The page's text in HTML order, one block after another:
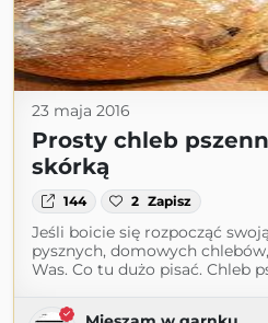
23 maja 2016
Prosty chleb
skórką
144 2 Zapisz
Jeśli boicie się rozpocząć
pysznych, domowych
Was. Co tu dużo pisać. Chleb